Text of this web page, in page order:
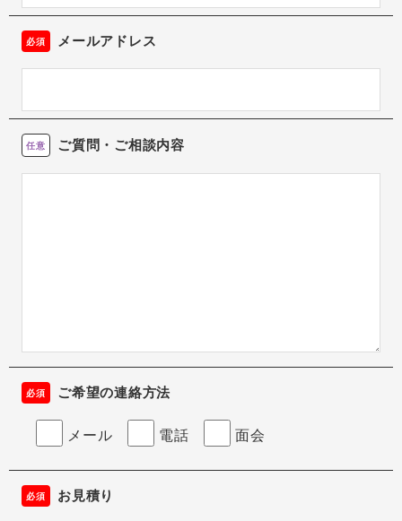
必須 メールアドレス
任意 ご質問・ご相談内容
必須 ご希望の連絡方法
メール 電話 面会
必須 お見積り